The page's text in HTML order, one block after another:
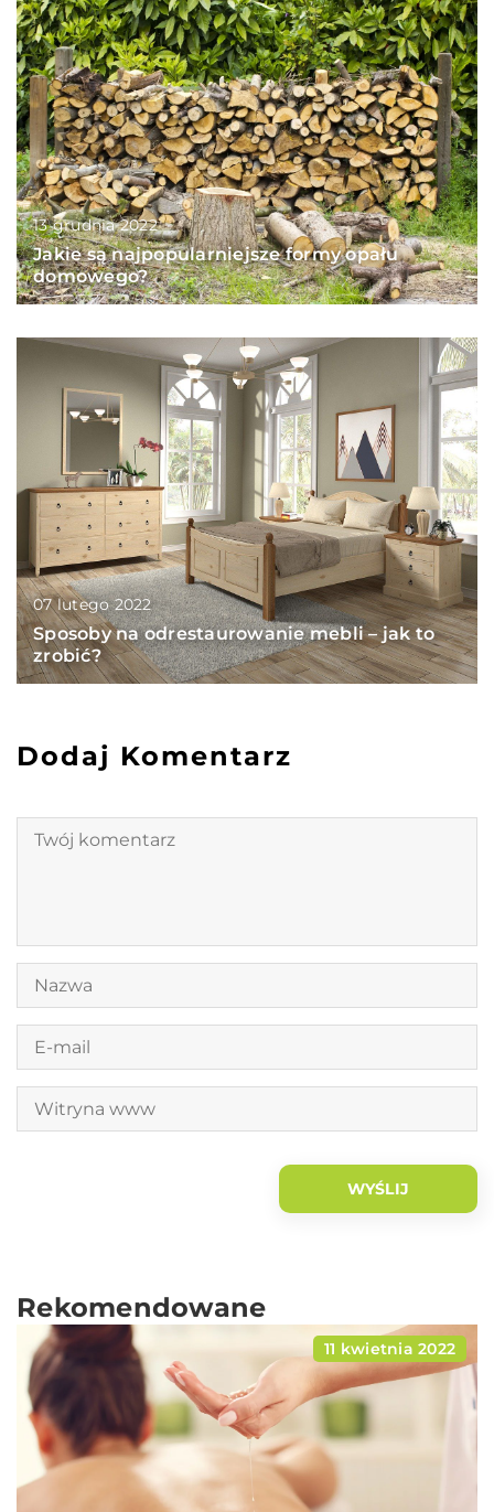
13 grudnia 2022
Jakie są najpopularniejsze formy opału
domowego?
07 lutego 2022
Sposoby na odrestaurowanie mebli – jak to
zrobić?
Dodaj Komentarz
Rekomendowane
11 kwietnia 2022